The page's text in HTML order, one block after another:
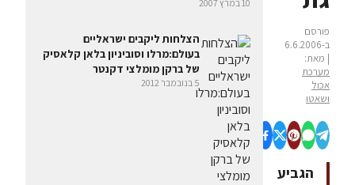
פורסם
ב-6.6.2006
| מאת:
מערכת
אכול
ושאטו
הגביע
10 במרץ 2007
הצלחות ליקבים ישראליים
בעולם:מרלו וסוביניון בלאן קלאסיק
של ברקן מומלצי דקנטר
5 בנובמבר 2012